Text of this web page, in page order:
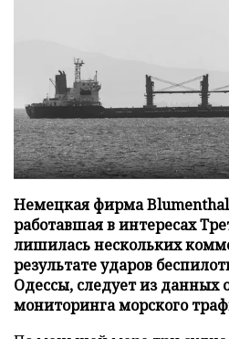
Немецкая фирма Blumenthal
работавшая в интересах
лишилась нескольких
результате ударов
Одессы, следует из данных
мониторинга морского